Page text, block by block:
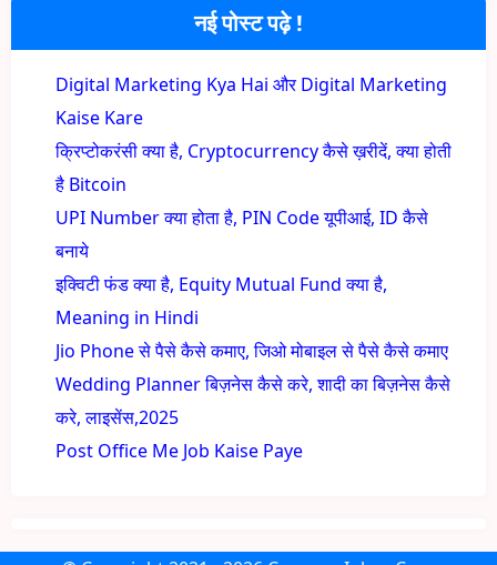
नई पोस्ट पढ़े !
Digital Marketing Kya Hai और Digital Marketing
Kaise Kare
क्रिप्टोकरंसी क्या है, Cryptocurrency कैसे ख़रीदें, क्या होती
है Bitcoin
UPI Number क्या होता है, PIN Code यूपीआई, ID कैसे
बनाये
इक्विटी फंड क्या है, Equity Mutual Fund क्या है,
Meaning in Hindi
Jio Phone से पैसे कैसे कमाए, जिओ मोबाइल से पैसे कैसे कमाए
Wedding Planner बिज़नेस कैसे करे, शादी का बिज़नेस कैसे
करे, लाइसेंस,2025
Post Office Me Job Kaise Paye